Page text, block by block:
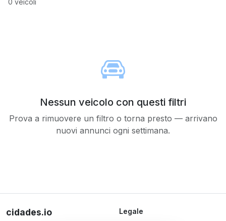
0 veicoli
Nessun veicolo con questi filtri
Prova a rimuovere un filtro o torna presto — arrivano
nuovi annunci ogni settimana.
cidades.io Legale